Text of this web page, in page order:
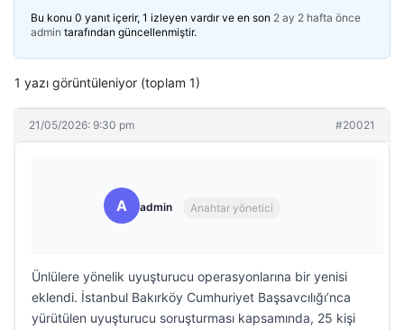
Bu konu 0 yanıt içerir, 1 izleyen vardır ve en son 2 ay 2 hafta önce
admin tarafından güncellenmiştir.
1 yazı görüntüleniyor (toplam 1)
21/05/2026: 9:30 pm #20021
A admin Anahtar yönetici
Ünlülere yönelik uyuşturucu operasyonlarına bir yenisi
eklendi. İstanbul Bakırköy Cumhuriyet Başsavcılığı’nca
yürütülen uyuşturucu soruşturması kapsamında, 25 kişi